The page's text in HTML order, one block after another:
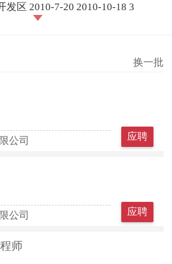
发区 2010-7-20 2010-10-18 3
换一批
公司
应聘
公司
应聘
师